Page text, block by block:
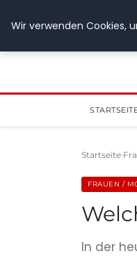
Startseite
FRAUEN /
In der
Wir verwenden Cookies,